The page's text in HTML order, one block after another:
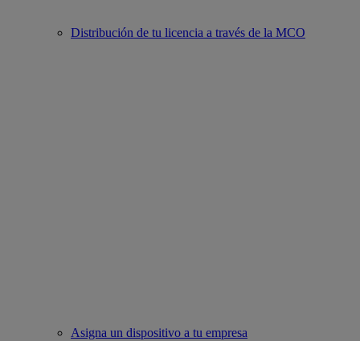
Distribución de tu licencia a través de la MCO
Asigna un dispositivo a tu empresa